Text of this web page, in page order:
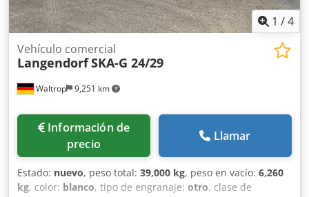
1 /4
Waltrop 9,251 km
Vehículo comercial
LangendorfSKA-G 24/29
Información de
precio
Llamar
Estado: nuevo, peso total: 39,000 kg, peso en vacío: 6,260
kg, color: blanco, tipo de engranaje: otro, clase de